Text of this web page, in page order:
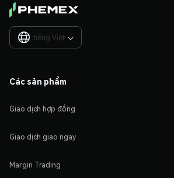
tiếng Việt 
Các sản phẩm
Giao dịch hợp đồng
Giao dịch giao ngay
Margin Trading